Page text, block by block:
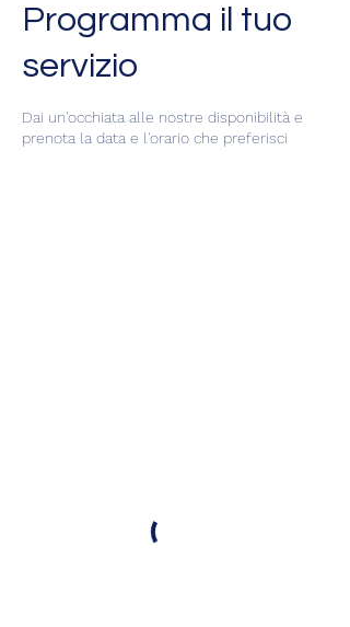
Programma il tuo
servizio
Dai un'occhiata alle nostre disponibilità e
prenota la data e l'orario che preferisci